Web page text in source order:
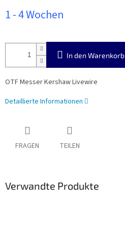
1 - 4 Wochen
In den Warenkorb
OTF Messer Kershaw Livewire
Detaillierte Informationen
FRAGEN TEILEN
Verwandte Produkte